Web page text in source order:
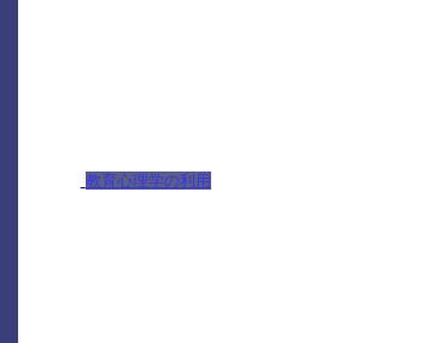
教育心理学の利用